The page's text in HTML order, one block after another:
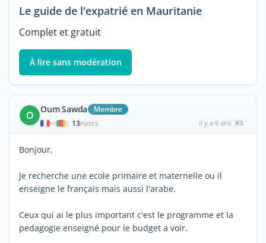
Le guide de l'expatrié en Mauritanie
Complet et gratuit
À lire sans modération
O Oum Sawda Membre
| 13POSTS il y a 6 ans #3
Bonjour,
Je recherche une ecole primaire et maternelle ou il
enseigne le français mais aussi l'arabe.
Ceux qui ai le plus important c'est le programme et la
pedagogie enseigné pour le budget a voir.